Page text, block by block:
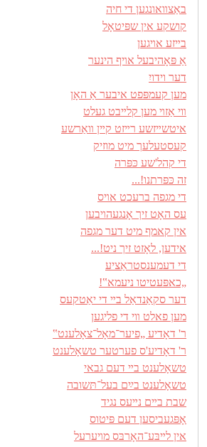
באַצװאונגען די חיה
קושקע אין שפּיטאָל
בײזע אױגען
אַ פּאָהיבעל אױף הינער
דער וידויִ
מען קעמפּפט איבער אַ האָן
װי אַזױ מען קלײבט געלט
איטשײזשע רײזט קײן װאַרשע
קעסטעלעך מיט מוזיק
די קהל'שע כּפּרה
זה כּפּרתנו!...
די מגפה ברעכט אױס
עס האָט זיך אָנגעהױבען
אין קאמף מיט דער מגפה
אידען, לאָזט זיך ניט!...
די דעמענסטראַציע
„כאפּעטיטו ניעמא‟!
דער סקאַנדאַל בײ די יאַטקעס
מען פאלט װי די פליגען
ר' דאָדיע „פיער־מאָל־צאָלענט‟
ר' דאָדיע'ס פערטער טשאָלענט
טשאָלענט בײ דעם גבאי
טשאָלענט בײַם בעל־תּשובה
שבת בײם נײעס נגיד
אָפּגעביסען דעם פּיטוס
אין לײבּע־האָרבּס מױערעל